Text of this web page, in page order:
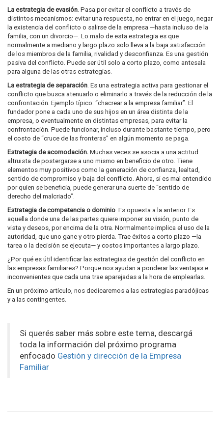
La estrategia de evasión. Pasa por evitar el conflicto a través de
distintos mecanismos: evitar una respuesta, no entrar en el juego, negar
la existencia del conflicto o salirse de la empresa —hasta incluso de la
familia, con un divorcio—. Lo malo de esta estrategia es que
normalmente a mediano y largo plazo solo lleva a la baja satisfacción
de los miembros de la familia, rivalidad y desconfianza. Es una gestión
pasiva del conflicto. Puede ser útil solo a corto plazo, como antesala
para alguna de las otras estrategias.
La estrategia de separación. Es una estrategia activa para gestionar el
conflicto que busca atenuarlo o eliminarlo a través de la reducción de la
confrontación. Ejemplo típico: “chacrear a la empresa familiar”. El
fundador pone a cada uno de sus hijos en un área distinta de la
empresa, o eventualmente en distintas empresas, para evitar la
confrontación. Puede funcionar, incluso durante bastante tiempo, pero
el costo de “cruce de las fronteras” en algún momento se paga.
Estrategia de acomodación. Muchas veces se asocia a una actitud
altruista de postergarse a uno mismo en beneficio de otro. Tiene
elementos muy positivos como la generación de confianza, lealtad,
sentido de compromiso y baja del conflicto. Ahora, si es mal entendido
por quien se beneficia, puede generar una suerte de “sentido de
derecho del malcriado”.
Estrategia de competencia o dominio. Es opuesta a la anterior. Es
aquella donde una de las partes quiere imponer su visión, punto de
vista y deseos, por encima de la otra. Normalmente implica el uso de la
autoridad, que uno gane y otro pierda. Trae éxitos a corto plazo —la
tarea o la decisión se ejecuta— y costos importantes a largo plazo.
¿Por qué es útil identificar las estrategias de gestión del conflicto en
las empresas familiares? Porque nos ayudan a ponderar las ventajas e
inconvenientes que cada una trae aparejadas a la hora de emplearlas.
En un próximo artículo, nos dedicaremos a las estrategias paradójicas
y a las contingentes.
Si querés saber más sobre este tema, descargá
toda la información del próximo programa
enfocado Gestión y dirección de la Empresa
Familiar